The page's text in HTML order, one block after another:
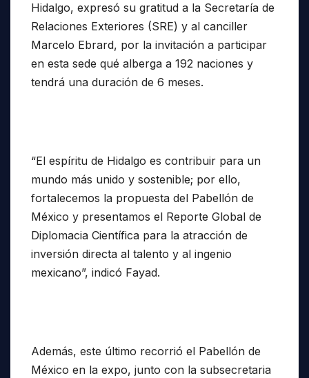
Hidalgo, expresó su gratitud a la Secretaría de
Relaciones Exteriores (SRE) y al canciller
Marcelo Ebrard, por la invitación a participar
en esta sede qué alberga a 192 naciones y
tendrá una duración de 6 meses.
“El espíritu de Hidalgo es contribuir para un
mundo más unido y sostenible; por ello,
fortalecemos la propuesta del Pabellón de
México y presentamos el Reporte Global de
Diplomacia Científica para la atracción de
inversión directa al talento y al ingenio
mexicano”, indicó Fayad.
Además, este último recorrió el Pabellón de
México en la expo, junto con la subsecretaria